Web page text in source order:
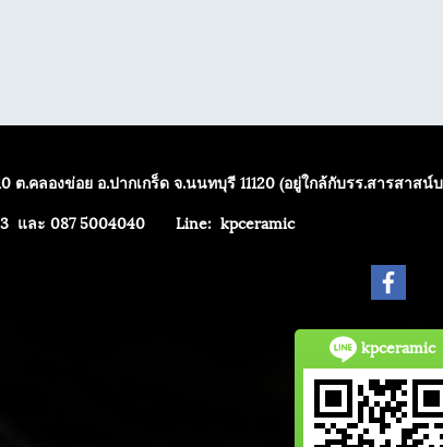
ต.คลองข่อย อ.ปากเกร็ด จ.นนทบุรี 11120 (อยู่ใกล้กับรร.สารสาส
และ 087 5004040 Line: kpceramic
kpceramic